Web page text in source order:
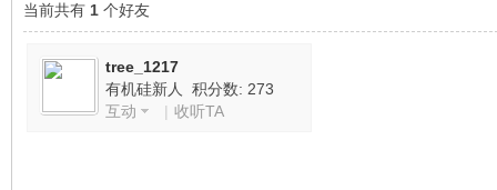
当前共有 1 个好友
tree_1217
有机硅新人 积分数: 273
互动
| 收听TA